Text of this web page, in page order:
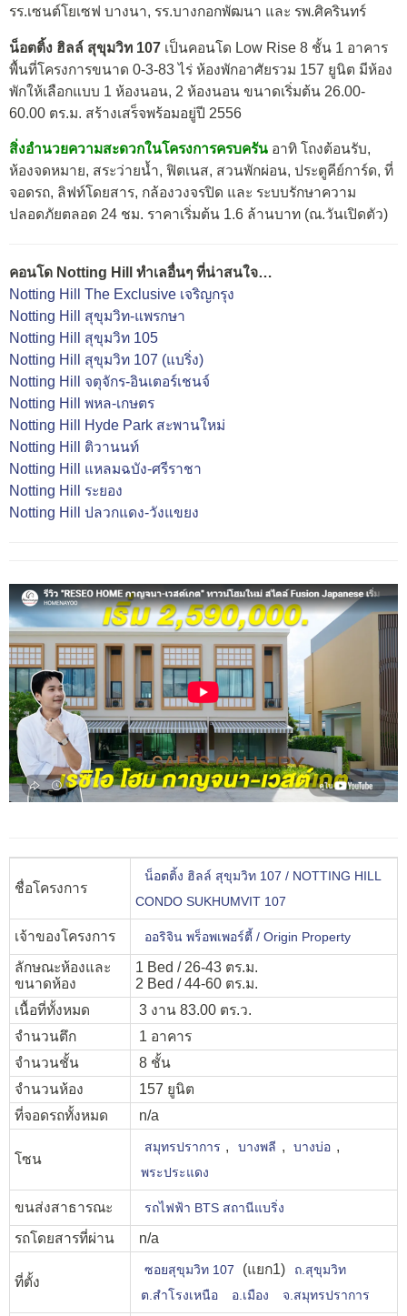
รร.เซนต์โยเซฟ บางนา, รร.บางกอกพัฒนา และ รพ.ศิครินทร์
น็อตติ้ง ฮิลล์ สุขุมวิท 107 เป็นคอนโด Low Rise 8 ชั้น 1 อาคาร
พื้นที่โครงการขนาด 0-3-83 ไร่ ห้องพักอาศัยรวม 157 ยูนิต มีห้อง
พักให้เลือกแบบ 1 ห้องนอน, 2 ห้องนอน ขนาดเริ่มต้น 26.00-
60.00 ตร.ม. สร้างเสร็จพร้อมอยู่ปี 2556
สิ่งอำนวยความสะดวกในโครงการครบครัน อาทิ โถงต้อนรับ,
ห้องจดหมาย, สระว่ายน้ำ, ฟิตเนส, สวนพักผ่อน, ประตูคีย์การ์ด, ที่
จอดรถ, ลิฟท์โดยสาร, กล้องวงจรปิด และ ระบบรักษาความ
ปลอดภัยตลอด 24 ชม. ราคาเริ่มต้น 1.6 ล้านบาท (ณ.วันเปิดตัว)
คอนโด Notting Hill ทำเลอื่นๆ ที่น่าสนใจ…
Notting Hill The Exclusive เจริญกรุง
Notting Hill สุขุมวิท-แพรกษา
Notting Hill สุขุมวิท 105
Notting Hill สุขุมวิท 107 (แบริ่ง)
Notting Hill จตุจักร-อินเตอร์เชนจ์
Notting Hill พหล-เกษตร
Notting Hill Hyde Park สะพานใหม่
Notting Hill ติวานนท์
Notting Hill แหลมฉบัง-ศรีราชา
Notting Hill ระยอง
Notting Hill ปลวกแดง-วังแขยง
ชื่อโครงการ
น็อตติ้ง ฮิลล์ สุขุมวิท 107 / NOTTING HILL
CONDO SUKHUMVIT 107
เจ้าของโครงการ ออริจิน พร็อพเพอร์ตี้ / Origin Property
ลักษณะห้องและ
ขนาดห้อง
1 Bed / 26-43 ตร.ม.
2 Bed / 44-60 ตร.ม.
เนื้อที่ทั้งหมด
3 งาน 83.00 ตร.ว.
จำนวนตึก
1 อาคาร
จำนวนชั้น
8 ชั้น
จำนวนห้อง
157 ยูนิต
ที่จอดรถทั้งหมด
n/a
โซน
สมุทรปราการ , บางพลี , บางบ่อ ,
พระประแดง
ขนส่งสาธารณะ รถไฟฟ้า BTS สถานีแบริ่ง
รถโดยสารที่ผ่าน n/a
ที่ตั้ง
ซอยสุขุมวิท 107 (แยก1)
ถ.สุขุมวิท
ต.สำโรงเหนือ
อ.เมือง จ.สมุทรปราการ